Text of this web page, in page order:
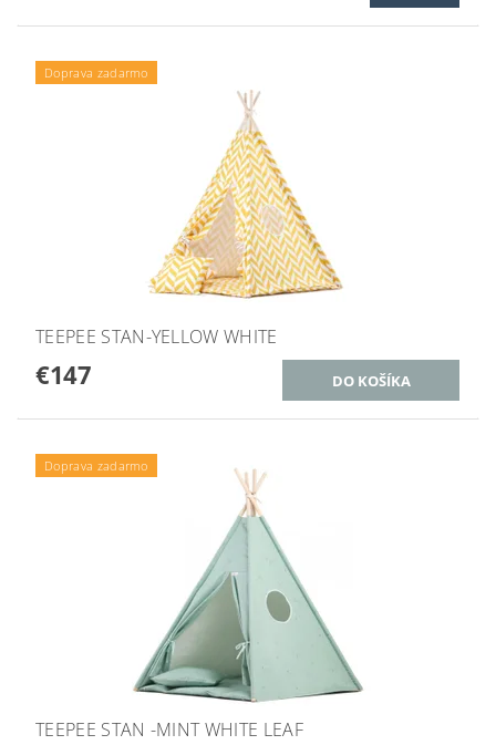
Doprava zadarmo
TEEPEE STAN-YELLOW WHITE
€147
Doprava zadarmo
TEEPEE STAN -MINT WHITE LEAF